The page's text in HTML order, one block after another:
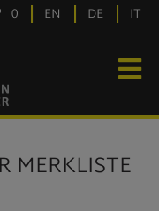
0 EN DE IT
MERKLISTE